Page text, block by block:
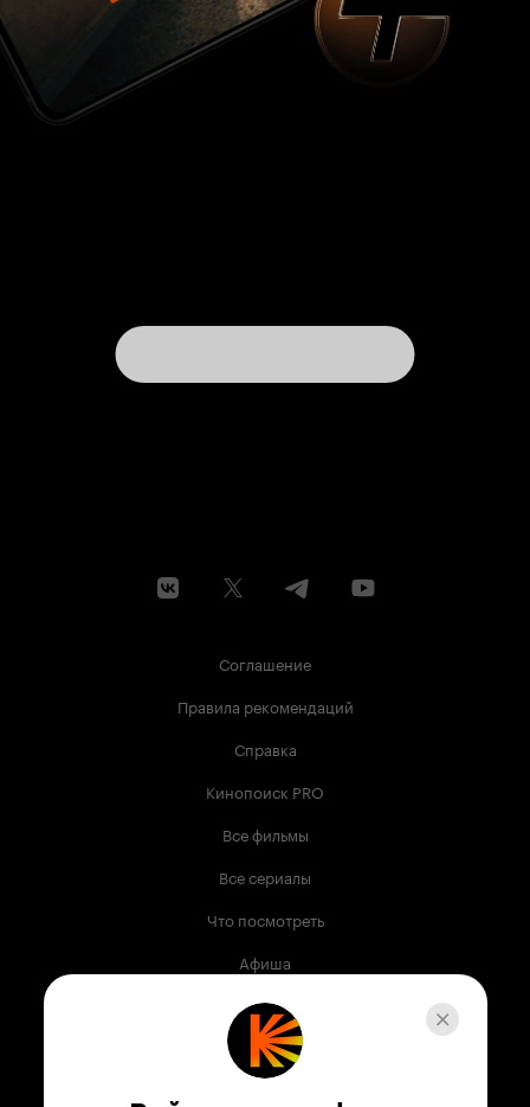
Соглашение
Правила рекомендаций
Справка
Кинопоиск PRO
Все фильмы
Все сериалы
Что посмотреть
Афиша
Музыка
Телепрограмма